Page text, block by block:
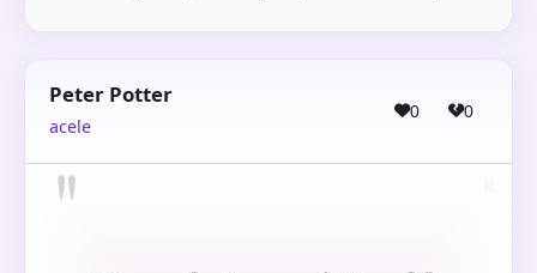
Peter Potter
acele
0 0